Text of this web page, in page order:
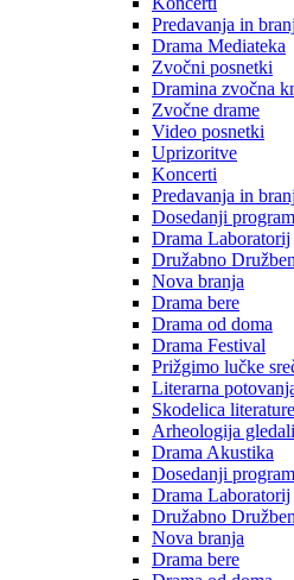
Predavanja in
Drama Mediateka
Zvočni posnetki
Dramina zvočna
Zvočne drame
Video posnetki
Uprizoritve
Koncerti
Predavanja in
Dosedanji
Drama Laboratorij
Družabno
Nova branja
Drama bere
Drama od doma
Drama Festival
Prižgimo lučke
Literarna
Skodelica
Arheologija
Drama Akustika
Dosedanji
Drama Laboratorij
Družabno
Nova branja
Drama bere